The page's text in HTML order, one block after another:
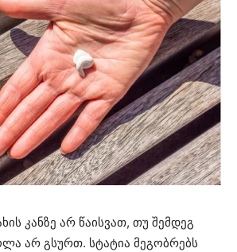
კანზე არ წაისვათ, თუ შემდეგ
არ გსურთ. სტატია მეგობრებს